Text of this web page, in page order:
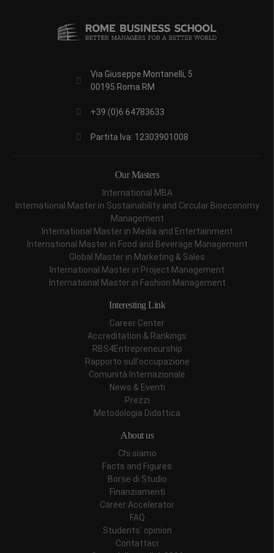
Via Giuseppe Montanelli, 5
00195 Roma RM
+39 (0)6 64783633
Partita Iva: 12303901008
Our Masters
International MBA
International Master in Sustainability and Circular Bioeconomy
Management
International Master in Media and Entertainment
International Master in Food and Beverage Management
Global Master in Marketing & Sales
International Master in Project Management
International Master in Fashion Management
Interesting Link
Career Center
Accreditation & Rankings
RBS4Entrepreneurship
Rapporto sull'occupazione
Comunità Internazionale
News & Eventi
Prezzi
Metodologia Didattica
About us
Chi siamo
Facts and Figures
Borse di Studio
Finanziamenti
Career Accelerator
FAQ
Students' opinion
Contattaci